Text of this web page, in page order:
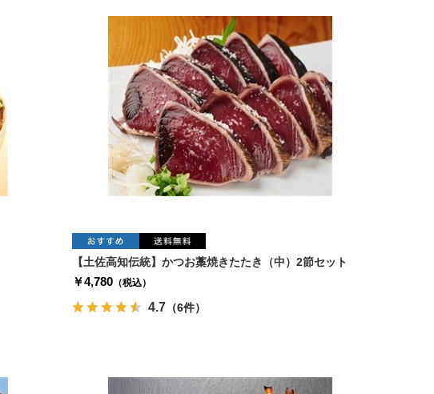
【土佐高知伝統】かつお藁焼きたたき（中）2節セット
￥4,780 （税込）
4.7 （6件）